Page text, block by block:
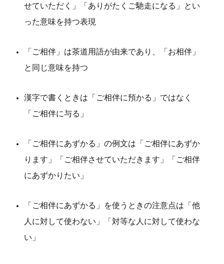
せていただく」「ありがたくご馳走になる」とい
った意味を持つ表現
「ご相伴」は茶道用語が由来であり、「お相伴」
と同じ意味を持つ
漢字で書くときは「ご相伴に預かる」ではなく
「ご相伴に与る」
「ご相伴にあずかる」の例文は「ご相伴にあずか
ります」「ご相伴させていただきます」「ご相伴
にあずかりたい」
「ご相伴にあずかる」を使うときの注意点は「他
人に対して使わない」「対等な人に対して使わな
い」